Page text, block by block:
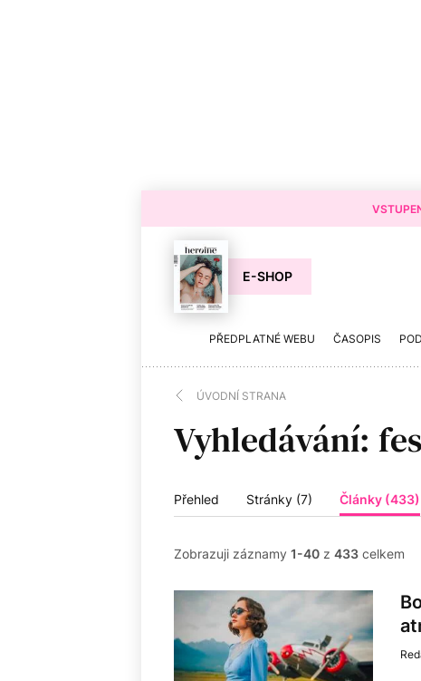
E-SHOP
PŘEDPLATNÉ WEBU ČASOPIS
ÚVODNÍ STRANA
Vyhledávání:
Přehled Stránky (7) Články (433)
Zobrazuji záznamy 1-40 z 433 celkem